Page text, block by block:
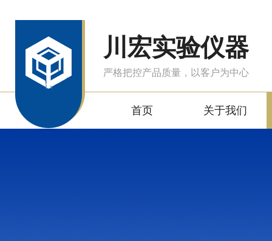
川宏实验仪器
严格把控产品质量，以客户为中心
首页 关于我们